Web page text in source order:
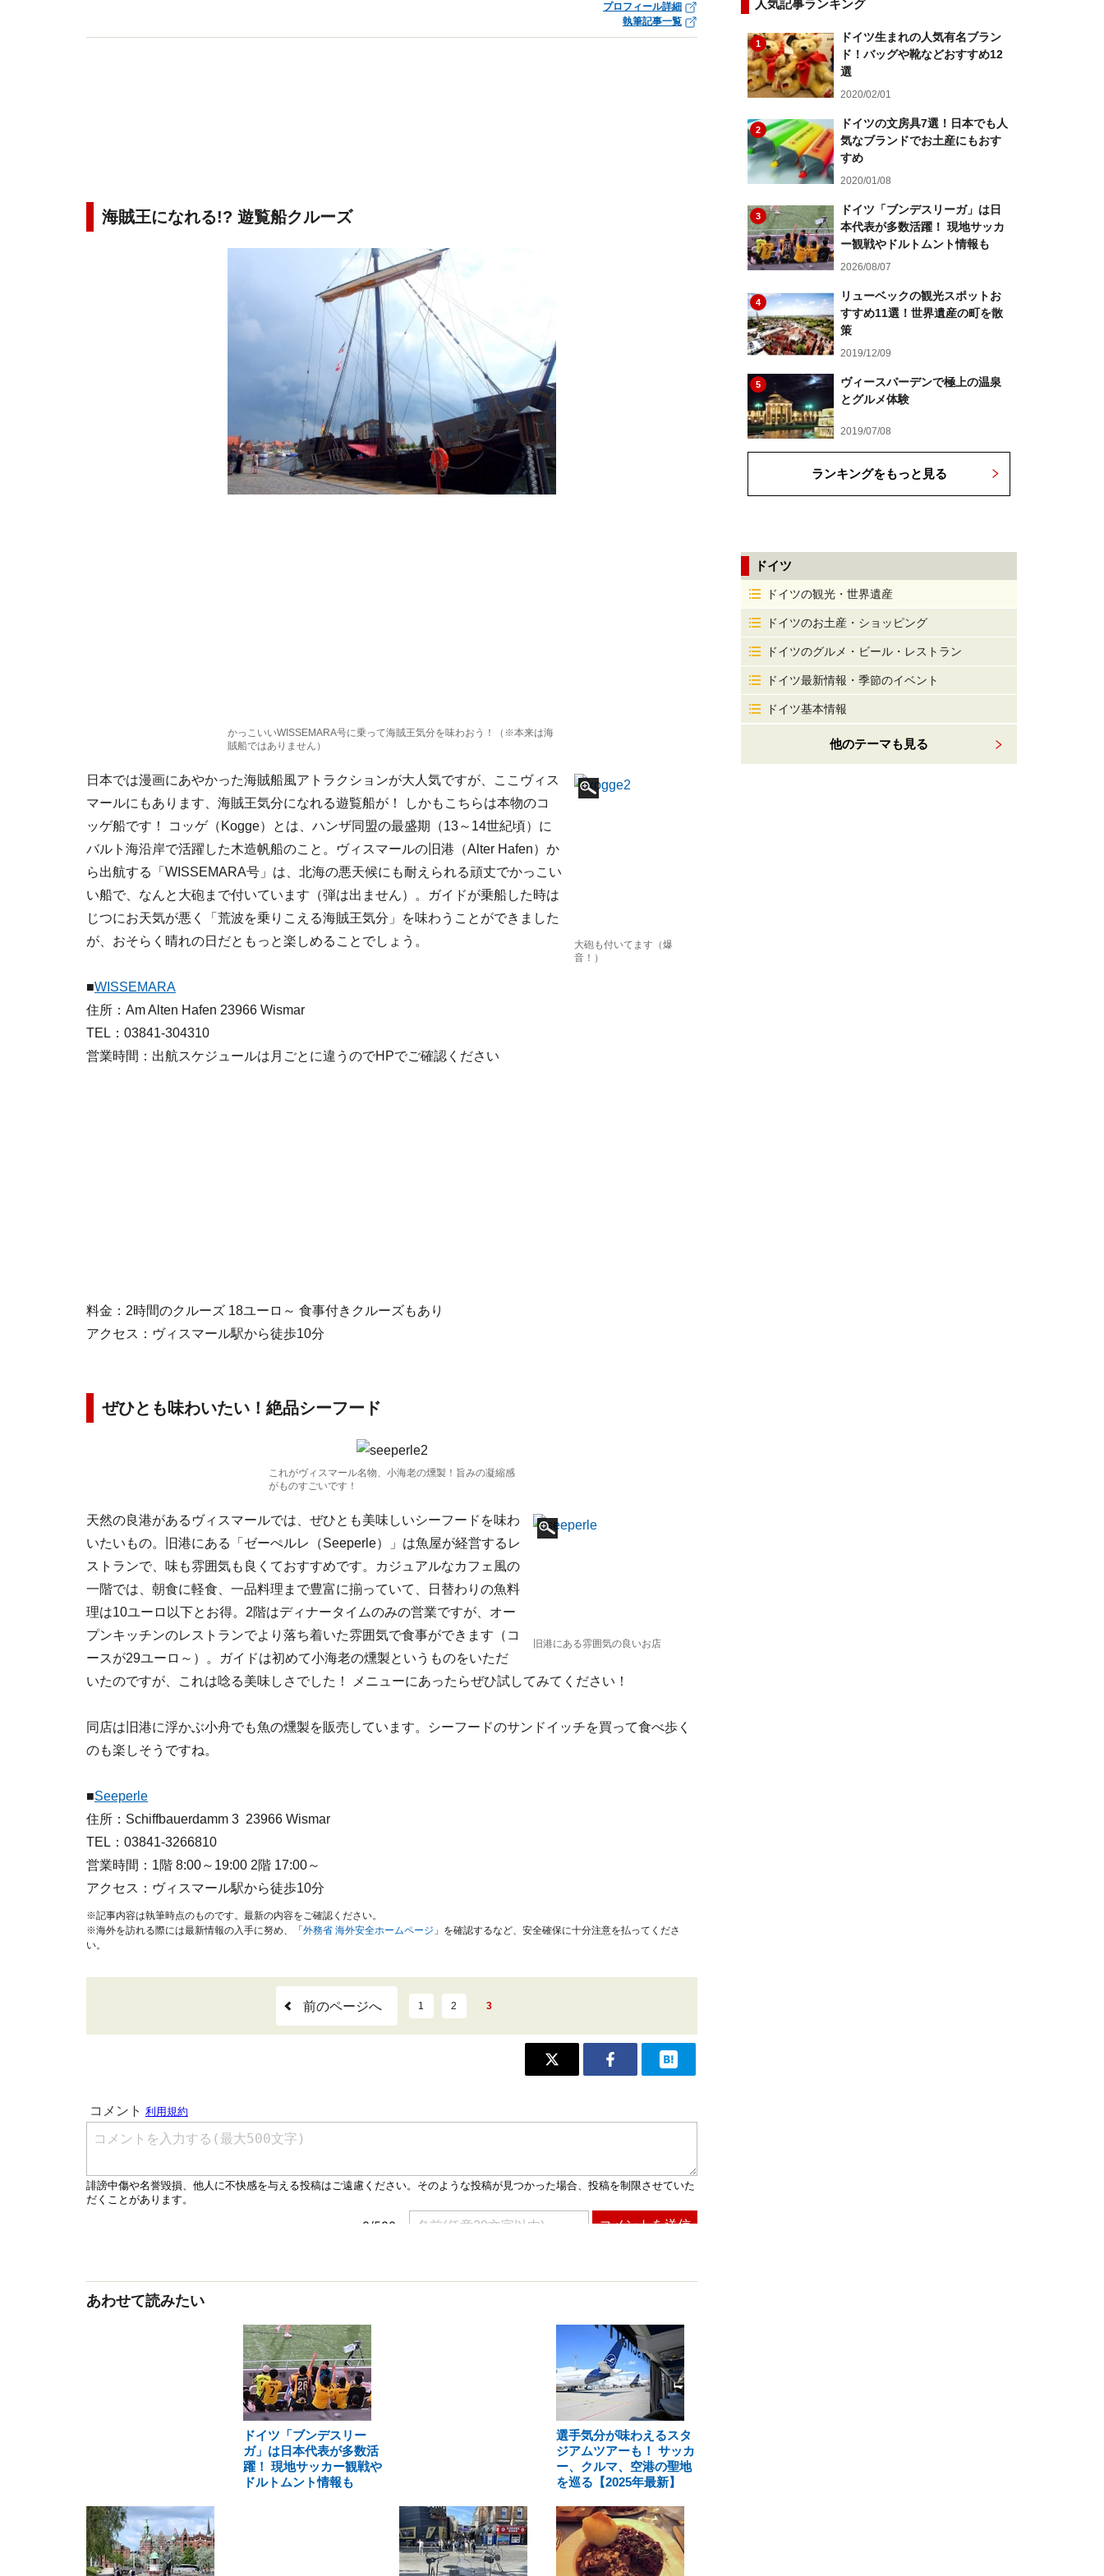
プロフィール詳細
執筆記事一覧
海賊王になれる!? 遊覧船クルーズ
かっこいいWISSEMARA号に乗って海賊王気分を味わおう！（※本来は海
賊船ではありません）
大砲も付いてます（爆
音！）
日本では漫画にあやかった海賊船風アトラクションが大人気ですが、ここヴィス
マールにもあります、海賊王気分になれる遊覧船が！ しかもこちらは本物のコ
ッゲ船です！ コッゲ（Kogge）とは、ハンザ同盟の最盛期（13～14世紀頃）に
バルト海沿岸で活躍した木造帆船のこと。ヴィスマールの旧港（Alter Hafen）か
ら出航する「WISSEMARA号」は、北海の悪天候にも耐えられる頑丈でかっこい
い船で、なんと大砲まで付いています（弾は出ません）。ガイドが乗船した時は
じつにお天気が悪く「荒波を乗りこえる海賊王気分」を味わうことができました
が、おそらく晴れの日だともっと楽しめることでしょう。
■WISSEMARA
住所：Am Alten Hafen 23966 Wismar
TEL：03841-304310
営業時間：出航スケジュールは月ごとに違うのでHPでご確認ください
料金：2時間のクルーズ 18ユーロ～ 食事付きクルーズもあり
アクセス：ヴィスマール駅から徒歩10分
ぜひとも味わいたい！絶品シーフード
これがヴィスマール名物、小海老の燻製！旨みの凝縮感
がものすごいです！
旧港にある雰囲気の良いお店
天然の良港があるヴィスマールでは、ぜひとも美味しいシーフードを味わ
いたいもの。旧港にある「ゼーぺルレ（Seeperle）」は魚屋が経営するレ
ストランで、味も雰囲気も良くておすすめです。カジュアルなカフェ風の
一階では、朝食に軽食、一品料理まで豊富に揃っていて、日替わりの魚料
理は10ユーロ以下とお得。2階はディナータイムのみの営業ですが、オー
プンキッチンのレストランでより落ち着いた雰囲気で食事ができます（コ
ースが29ユーロ～）。ガイドは初めて小海老の燻製というものをいただ
いたのですが、これは唸る美味しさでした！ メニューにあったらぜひ試してみてください！
同店は旧港に浮かぶ小舟でも魚の燻製を販売しています。シーフードのサンドイッチを買って食べ歩く
のも楽しそうですね。
■Seeperle
住所：Schiffbauerdamm 3 23966 Wismar
TEL：03841-3266810
営業時間：1階 8:00～19:00 2階 17:00～
アクセス：ヴィスマール駅から徒歩10分
※記事内容は執筆時点のものです。最新の内容をご確認ください。
※海外を訪れる際には最新情報の入手に努め、「 外務省 海外安全ホームページ 」を確認するなど、安全確保に十分注意を払ってくださ
い。
前のページへ 1 2 3
あわせて読みたい
ドイツ「ブンデスリー
ガ」は日本代表が多数活
躍！ 現地サッカー観戦や
ドルトムント情報も
選手気分が味わえるスタ
ジアムツアーも！ サッカ
ー、クルマ、空港の聖地
を巡る【2025年最新】
人気記事ランキング
1
ドイツ生まれの人気有名ブラン
ド！バッグや靴などおすすめ12
選
2020/02/01
2
ドイツの文房具7選！日本でも人
気なブランドでお土産にもおす
すめ
2020/01/08
3
ドイツ「ブンデスリーガ」は日
本代表が多数活躍！ 現地サッカ
ー観戦やドルトムント情報も
2026/08/07
4
リューベックの観光スポットお
すすめ11選！世界遺産の町を散
策
2019/12/09
5
ヴィースバーデンで極上の温泉
とグルメ体験
2019/07/08
ランキングをもっと見る
ドイツ
ドイツの観光・世界遺産
ドイツのお土産・ショッピング
ドイツのグルメ・ビール・レストラン
ドイツ最新情報・季節のイベント
ドイツ基本情報
他のテーマも見る